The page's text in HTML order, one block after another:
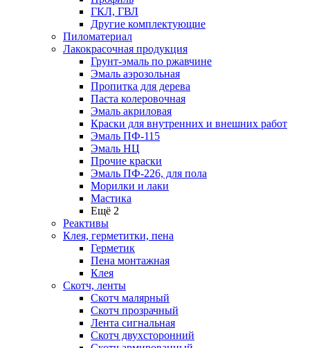
ГКЛ, ГВЛ
Другие комплектующие
Пиломатериал
Лакокрасочная продукция
Грунт-эмаль по ржавчине
Эмаль аэрозольная
Пропитка для дерева
Паста колеровочная
Эмаль акриловая
Краски для внутренних и внешних работ
Эмаль ПФ-115
Эмаль НЦ
Прочие краски
Эмаль ПФ-226, для пола
Морилки и лаки
Мастика
Ещё 2
Реактивы
Клея, герметитки, пена
Герметик
Пена монтажная
Клея
Скотч, ленты
Скотч малярный
Скотч прозрачный
Лента сигнальная
Скотч двухсторонний